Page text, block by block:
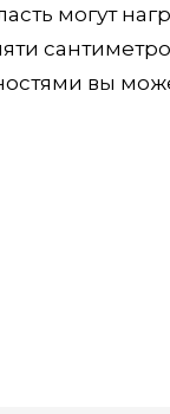
могут
вы